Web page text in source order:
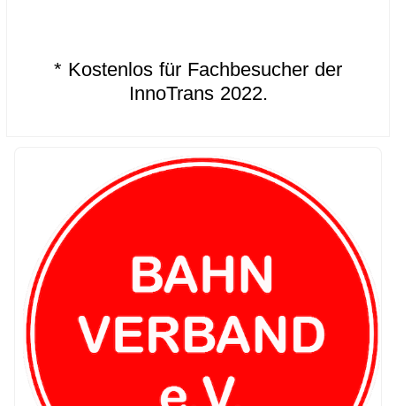
* Kostenlos für Fachbesucher der
InnoTrans 2022.